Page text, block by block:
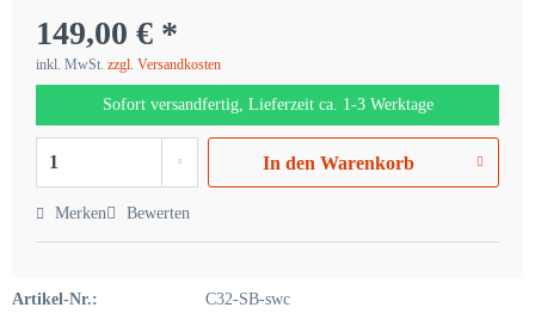
149,00 € *
inkl. MwSt. zzgl. Versandkosten
Sofort versandfertig, Lieferzeit ca. 1-3 Werktage
In den Warenkorb
Merken Bewerten
Artikel-Nr.: C32-SB-swc